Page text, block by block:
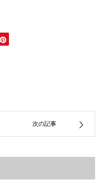
次の記事